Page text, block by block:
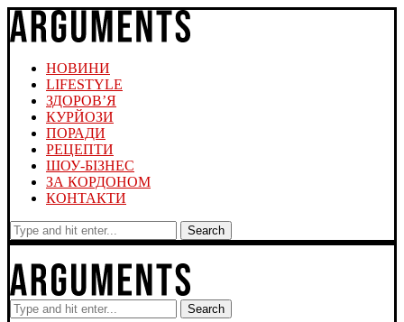
НОВИНИ
LIFESTYLE
ЗДОРОВ’Я
КУРЙОЗИ
ПОРАДИ
РЕЦЕПТИ
ШОУ-БІЗНЕС
ЗА КОРДОНОМ
КОНТАКТИ
Search
Search